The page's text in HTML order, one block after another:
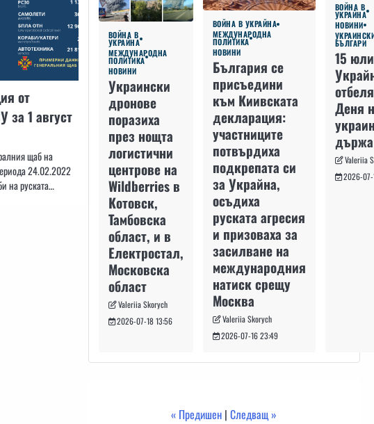
от
за 1 август
щаб на
24.02.2022
на руската…
ВОЙНА В
УКРАЙНА
МЕЖДУНАРОДНА
ПОЛИТИКА
НОВИНИ
Украински
дронове
поразиха
през нощта
логистични
центрове на
Wildberries в
Котовск,
Тамбовска
област, и в
Електростал,
Московска
област
Valeriia Skorych
2026-07-18 13:56
ВОЙНА В УКРАЙНА
МЕЖДУНАРОДНА
ПОЛИТИКА
НОВИНИ
България се
присъедини
към Киивската
декларация:
участниците
потвърдиха
подкрепата си
за Украйна,
осъдиха
руската агресия
и призоваха за
засилване на
международния
натиск срещу
Москва
Valeriia Skorych
2026-07-16 23:49
ВОЙНА В
УКРАЙНА
НОВИНИ
БЪЛГАРИ
15
Деня
Valeriia
2026-07-
« Предишен |Следващ »